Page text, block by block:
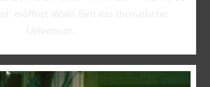
eröffnet Wallis Bird das thematische
Universum...